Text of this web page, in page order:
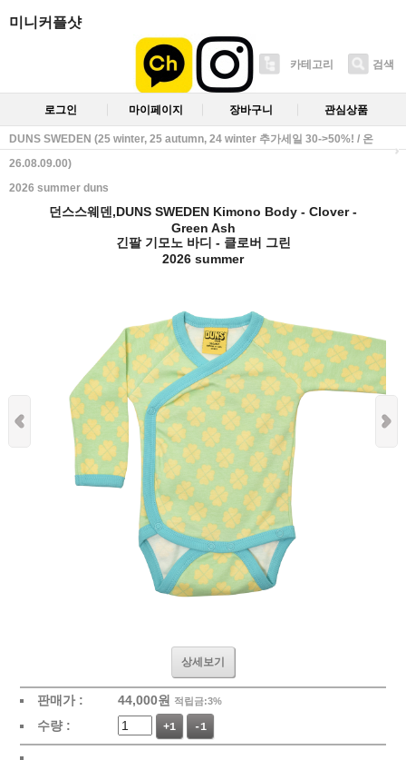
미니커플샷
카테고리 검색
로그인 마이페이지 장바구니 관심상품
DUNS SWEDEN (25 winter, 25 autumn, 24 winter 추가세일 30->50%! / 온
26.08.09.00)
2026 summer duns
던스스웨덴,DUNS SWEDEN Kimono Body - Clover -
Green Ash
긴팔 기모노 바디 - 클로버 그린
2026 summer
상세보기
판매가 : 44,000원 적립금:3%
수량 : +1 -1